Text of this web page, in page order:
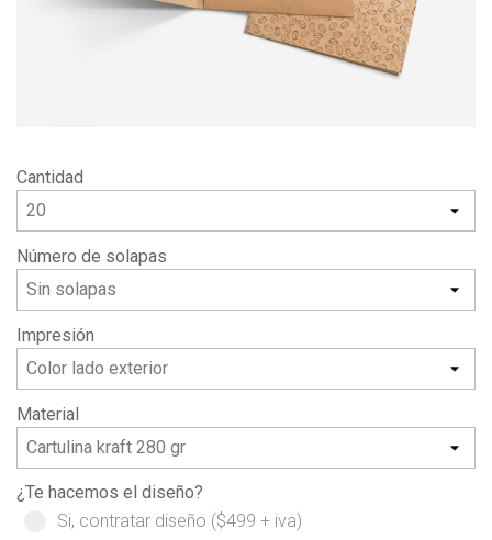
Cantidad
Número de solapas
Impresión
Material
¿Te hacemos el diseño?
Si, contratar diseño ($499 + iva)